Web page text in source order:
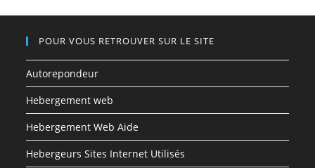
POUR VOUS RETROUVER SUR LE SITE
Autorepondeur
Hebergement web
Hebergement Web Aide
Hebergeurs Sites Internet Utilisés